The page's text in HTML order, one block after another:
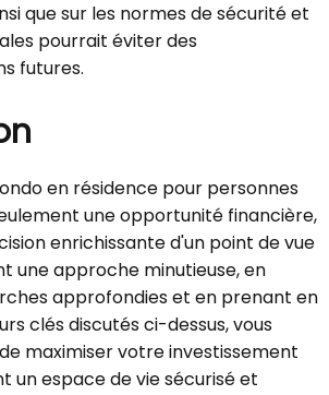
que sur les normes de sécurité et
pourrait éviter des
futures.
en résidence pour personnes
une opportunité financière,
enrichissante d'un point de vue
une approche minutieuse, en
approfondies et en prenant en
clés discutés ci-dessus, vous
maximiser votre investissement
un espace de vie sécurisé et